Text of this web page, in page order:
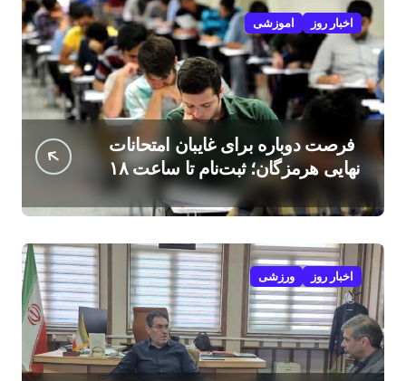
اخبار روز اموزشی
فرصت دوباره برای غایبان امتحانات
نهایی هرمزگان؛ ثبت‌نام تا ساعت ۱۸
امروز
اخبار روز ورزشی